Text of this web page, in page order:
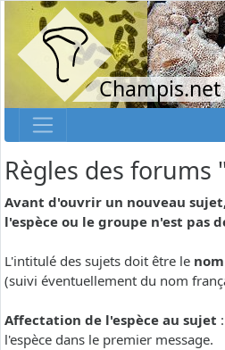
Champis.net
Règles des forums
Avant d'ouvrir un nouveau
l'espèce ou le groupe n'est pas
L'intitulé des sujets doit être le
(suivi éventuellement du nom
Affectation de l'espèce au sujet
l'espèce dans le premier message.